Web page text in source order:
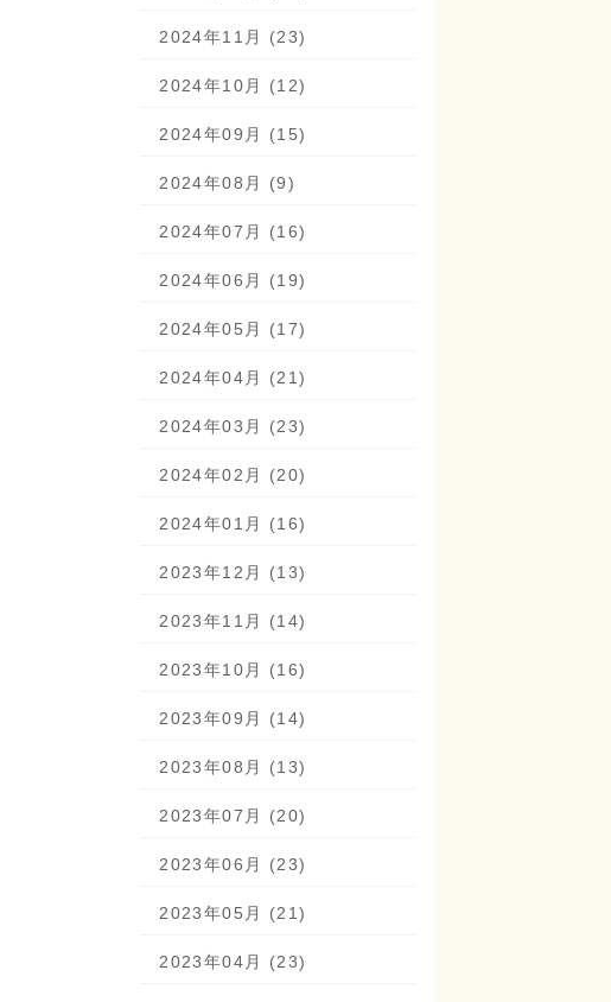
2024年11月 (23)
2024年10月 (12)
2024年09月 (15)
2024年08月 (9)
2024年07月 (16)
2024年06月 (19)
2024年05月 (17)
2024年04月 (21)
2024年03月 (23)
2024年02月 (20)
2024年01月 (16)
2023年12月 (13)
2023年11月 (14)
2023年10月 (16)
2023年09月 (14)
2023年08月 (13)
2023年07月 (20)
2023年06月 (23)
2023年05月 (21)
2023年04月 (23)